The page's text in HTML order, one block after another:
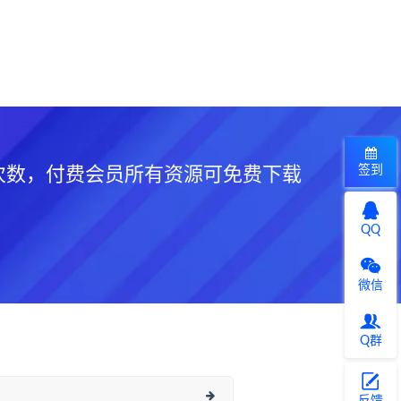
，付费会员所有资源可免费下载 签到
QQ
微信
Q群